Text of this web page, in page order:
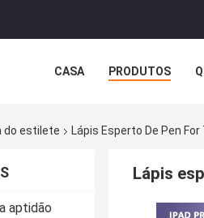
CASA PRODUTOS
do estilete Lápis Esperto De Pen
aptidão
Lápis